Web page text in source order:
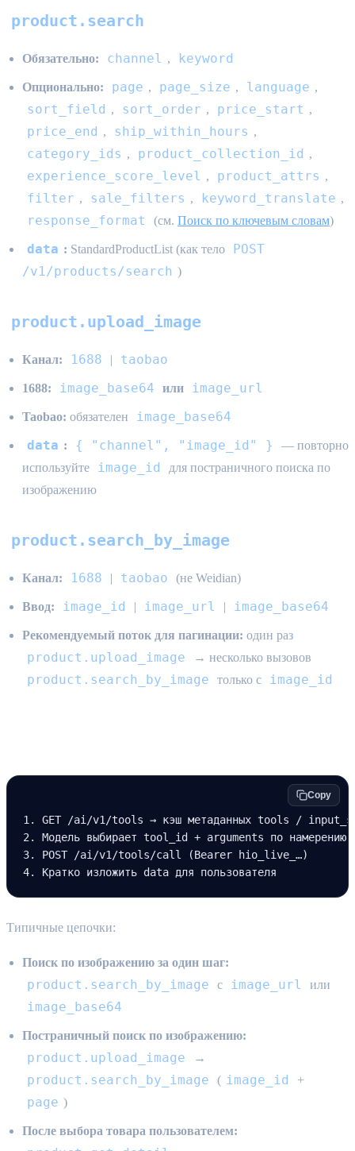
product.search
Обязательно: channel , keyword
Опционально: page , page_size , language ,
sort_field , sort_order , price_start ,
price_end , ship_within_hours ,
category_ids , product_collection_id ,
experience_score_level , product_attrs ,
filter , sale_filters , keyword_translate ,
response_format (см. Поиск по ключевым словам)
data : StandardProductList (как тело
POST
/v1/products/search )
product.upload_image
Канал: 1688 | taobao
1688: image_base64 или image_url
Taobao: обязателен
image_base64
data : { "channel", "image_id" }
— повторно
используйте
image_id
для постраничного поиска по
изображению
product.search_by_image
Канал: 1688 | taobao (не Weidian)
Ввод: image_id | image_url | image_base64
Рекомендуемый поток для пагинации: один раз
product.upload_image → несколько вызовов
product.search_by_image только с image_id
Copy
1. GET /ai/v1/tools → кэш метаданных tools /
2. Модель выбирает tool_id + arguments по намерению
3. POST /ai/v1/tools/call (Bearer hio_live_…)
4. Кратко изложить data для пользователя
Типичные цепочки:
Поиск по изображению за один шаг:
product.search_by_image с image_url или
image_base64
Постраничный поиск по изображению:
product.upload_image →
product.search_by_image ( image_id +
page )
После выбора товара пользователем: